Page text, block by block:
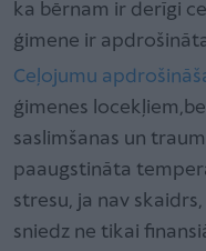
ka bērnam ir derīgi
ģimene ir
Ceļojumu
ģimenes
saslimšanas un
paaugstināta
stresu, ja nav
sniedz ne tikai